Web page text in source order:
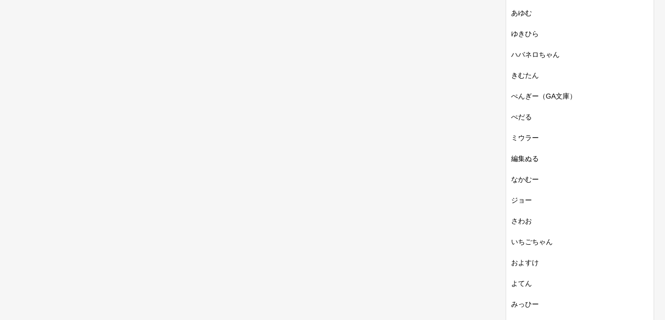
あゆむ
ゆきひら
ハバネロちゃん
きむたん
ぺんぎー（GA文庫）
ぺだる
ミウラー
編集ぬる
なかむー
ジョー
さわお
いちごちゃん
およすけ
よてん
みっひー